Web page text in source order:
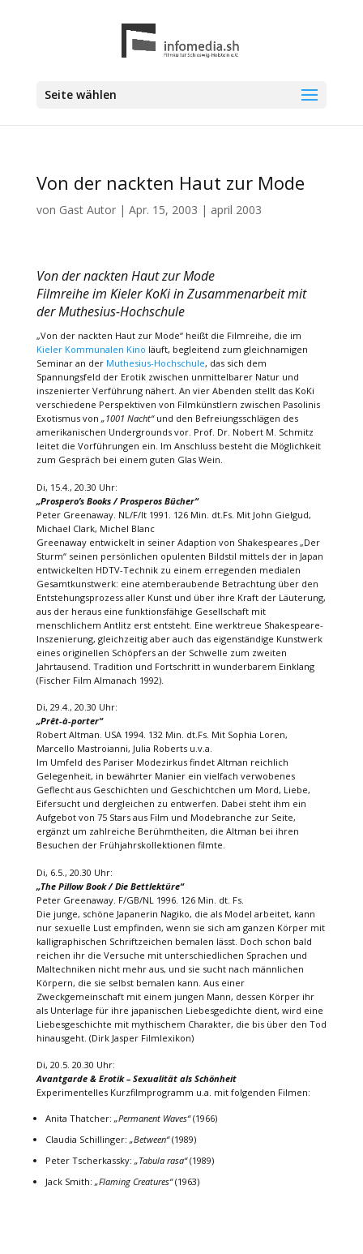
Seite wählen
Von der nackten Haut zur Mode
von Gast Autor| Apr. 15, 2003 | april 2003
Von der nackten Haut zur Mode
Filmreihe im Kieler KoKi in Zusammenarbeit mit
der Muthesius-Hochschule
„Von der nackten Haut zur Mode“ heißt die Filmreihe, die im
Kieler Kommunalen Kino läuft, begleitend zum gleichnamigen
Seminar an der Muthesius-Hochschule, das sich dem
Spannungsfeld der Erotik zwischen unmittelbarer Natur und
inszenierter Verführung nähert. An vier Abenden stellt das KoKi
verschiedene Perspektiven von Filmkünstlern zwischen Pasolinis
Exotismus von „1001 Nacht“ und den Befreiungsschlägen des
amerikanischen Undergrounds vor. Prof. Dr. Nobert M. Schmitz
leitet die Vorführungen ein. Im Anschluss besteht die Möglichkeit
zum Gespräch bei einem guten Glas Wein.
Di, 15.4., 20.30 Uhr:
„Prospero’s Books / Prosperos Bücher“
Peter Greenaway. NL/F/It 1991. 126 Min. dt.Fs. Mit John Gielgud,
Michael Clark, Michel Blanc
Greenaway entwickelt in seiner Adaption von Shakespeares „Der
Sturm“ seinen persönlichen opulenten Bildstil mittels der in Japan
entwickelten HDTV-Technik zu einem erregenden medialen
Gesamtkunstwerk: eine atemberaubende Betrachtung über den
Entstehungsprozess aller Kunst und über ihre Kraft der Läuterung,
aus der heraus eine funktionsfähige Gesellschaft mit
menschlichem Antlitz erst entsteht. Eine werktreue Shakespeare-
Inszenierung, gleichzeitig aber auch das eigenständige Kunstwerk
eines originellen Schöpfers an der Schwelle zum zweiten
Jahrtausend. Tradition und Fortschritt in wunderbarem Einklang
(Fischer Film Almanach 1992).
Di, 29.4., 20.30 Uhr:
„Prêt-à-porter“
Robert Altman. USA 1994. 132 Min. dt.Fs. Mit Sophia Loren,
Marcello Mastroianni, Julia Roberts u.v.a.
Im Umfeld des Pariser Modezirkus findet Altman reichlich
Gelegenheit, in bewährter Manier ein vielfach verwobenes
Geflecht aus Geschichten und Geschichtchen um Mord, Liebe,
Eifersucht und dergleichen zu entwerfen. Dabei steht ihm ein
Aufgebot von 75 Stars aus Film und Modebranche zur Seite,
ergänzt um zahlreiche Berühmtheiten, die Altman bei ihren
Besuchen der Frühjahrskollektionen filmte.
Di, 6.5., 20.30 Uhr:
„The Pillow Book / Die Bettlektüre“
Peter Greenaway. F/GB/NL 1996. 126 Min. dt. Fs.
Die junge, schöne Japanerin Nagiko, die als Model arbeitet, kann
nur sexuelle Lust empfinden, wenn sie sich am ganzen Körper mit
kalligraphischen Schriftzeichen bemalen lässt. Doch schon bald
reichen ihr die Versuche mit unterschiedlichen Sprachen und
Maltechniken nicht mehr aus, und sie sucht nach männlichen
Körpern, die sie selbst bemalen kann. Aus einer
Zweckgemeinschaft mit einem jungen Mann, dessen Körper ihr
als Unterlage für ihre japanischen Liebesgedichte dient, wird eine
Liebesgeschichte mit mythischem Charakter, die bis über den Tod
hinausgeht. (Dirk Jasper Filmlexikon)
Di, 20.5. 20.30 Uhr:
Avantgarde & Erotik – Sexualität als Schönheit
Experimentelles Kurzfilmprogramm u.a. mit folgenden Filmen:
Anita Thatcher: „Permanent Waves“(1966)
Claudia Schillinger: „Between“(1989)
Peter Tscherkassky: „Tabula rasa“(1989)
Jack Smith: „Flaming Creatures“(1963)